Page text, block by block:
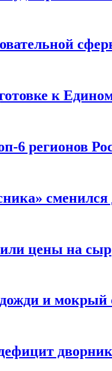
к
6 регионов
сменился
цены на сыр
и мокрый